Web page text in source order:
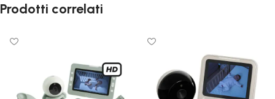
Prodotti correlati